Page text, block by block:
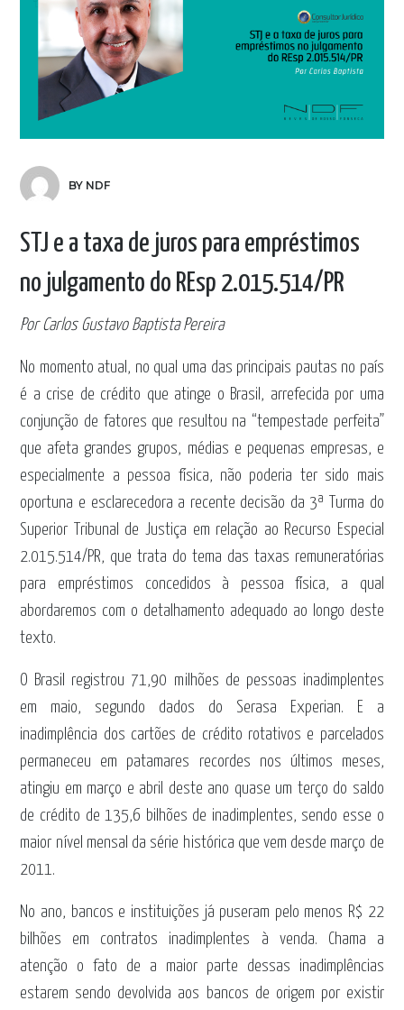
BY NDF
STJ e a taxa de juros para empréstimos
no julgamento do REsp 2.015.514/PR
Por Carlos Gustavo Baptista Pereira
No momento atual, no qual uma das principais pautas no país
é a crise de crédito que atinge o Brasil, arrefecida por uma
conjunção de fatores que resultou na “tempestade perfeita”
que afeta grandes grupos, médias e pequenas empresas, e
especialmente a pessoa física, não poderia ter sido mais
oportuna e esclarecedora a recente decisão da 3ª Turma do
Superior Tribunal de Justiça em relação ao Recurso Especial
2.015.514/PR, que trata do tema das taxas remuneratórias
para empréstimos concedidos à pessoa física, a qual
abordaremos com o detalhamento adequado ao longo deste
texto.
O Brasil registrou 71,90 milhões de pessoas inadimplentes
em maio, segundo dados do Serasa Experian. E a
inadimplência dos cartões de crédito rotativos e parcelados
permaneceu em patamares recordes nos últimos meses,
atingiu em março e abril deste ano quase um terço do saldo
de crédito de 135,6 bilhões de inadimplentes, sendo esse o
maior nível mensal da série histórica que vem desde março de
2011.
No ano, bancos e instituições já puseram pelo menos R$ 22
bilhões em contratos inadimplentes à venda. Chama a
atenção o fato de a maior parte dessas inadimplências
estarem sendo devolvida aos bancos de origem por existir